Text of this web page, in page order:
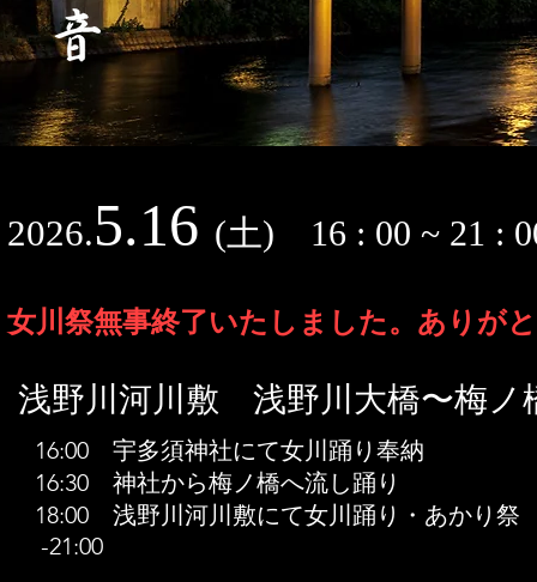
2026.5.16 (土) 16 : 00 ~ 21 :
女川祭無事終了いたしました。ありが
浅野川河川敷 浅野川大橋〜梅ノ
16:00 宇多須神社にて女川踊り奉納
16:30 神社から梅ノ橋へ流し踊り
18:00 浅野川河川敷にて女川踊り・あかり祭
-21:00